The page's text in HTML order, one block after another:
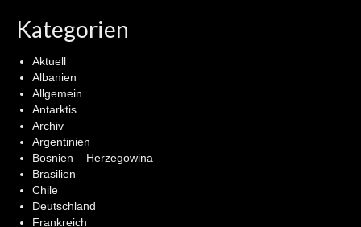
Kategorien
Aktuell
Albanien
Allgemein
Antarktis
Archiv
Argentinien
Bosnien – Herzegowina
Brasilien
Chile
Deutschland
Frankreich